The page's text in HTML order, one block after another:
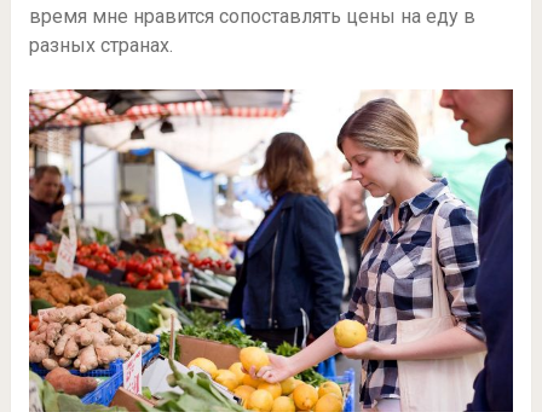
время мне нравится сопоставлять цены на еду в
разных странах.